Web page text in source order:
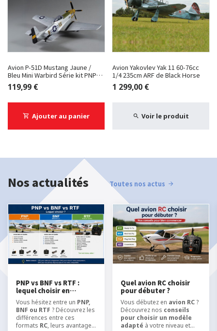
Avion P-51D Mustang Jaune /
Bleu Mini Warbird Série kit PNP
750mm de Derbee
119,99 €
Ajouter au panier
Avion Yakovlev Yak 11 60-76cc
1/4 235cm ARF de Black Horse
1 299,00 €
Voir le produit
Nos actualités Toutes nos actus
PNP vs BNF vs RTF :
lequel choisir en
modélisme RC ?
Vous hésitez entre un PNP,
BNF ou RTF ? Découvrez les
différences entre ces
formats RC, leurs avantages
Quel avion RC choisir
pour débuter ?
Vous débutez en avion RC?
Découvrez nos conseils
pour choisir un modèle
adapté à votre niveau et